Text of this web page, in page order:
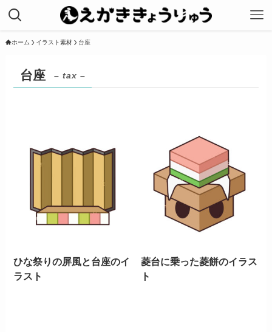
ホーム イラスト素材 台座
台座 – tax –
ひな祭りの屏風と台座のイ
ラスト
菱台に乗った菱餅のイラス
ト